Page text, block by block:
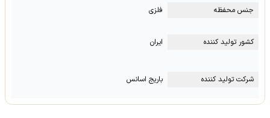
جنس محفظه
فلزی
کشور تولید کننده ایران
شرکت تولید کننده باریج اسانس